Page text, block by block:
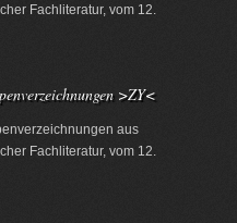
Fachliteratur, vom 12.
>ZY<
aus
Fachliteratur, vom 12.